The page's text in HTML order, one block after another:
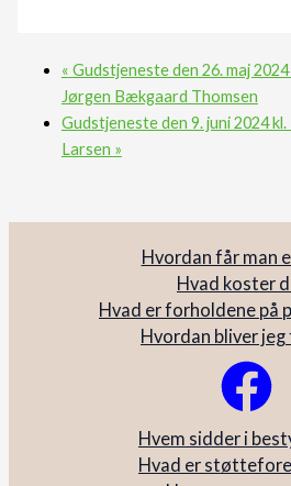
« Gudstjeneste den 26. maj
Jørgen Bækgaard Thomsen
Gudstjeneste den 9. juni 2024
Larsen »
Hvordan får man
Hvad koster
Hvad er forholdene på
Hvordan bliver
Hvem sidder i
Hvad er